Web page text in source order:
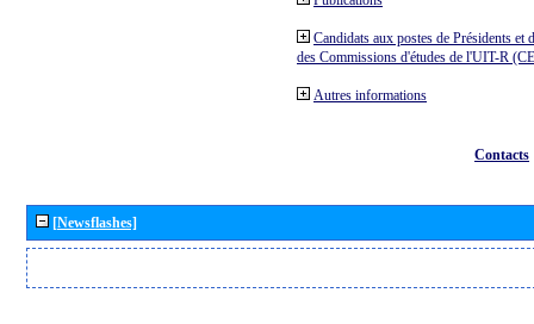
Candidats aux postes de Présidents et
des Commissions d'études de l'UIT-R
Autres informations
Contacts
[Newsflashes]